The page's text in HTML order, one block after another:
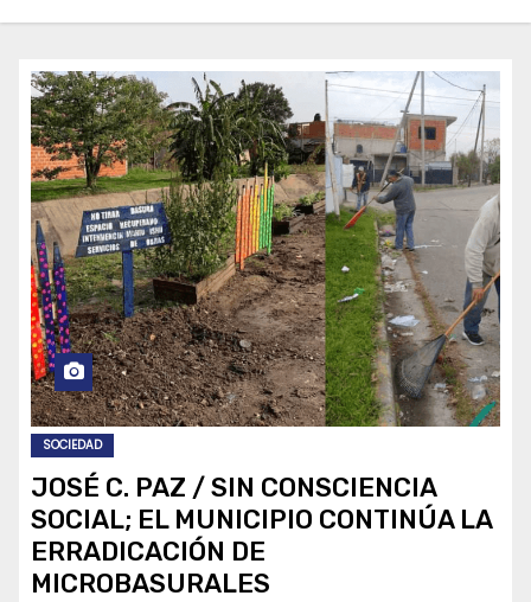
SOCIEDAD
JOSÉ C. PAZ / SIN CONSCIENCIA
SOCIAL; EL MUNICIPIO CONTINÚA LA
ERRADICACIÓN DE
MICROBASURALES